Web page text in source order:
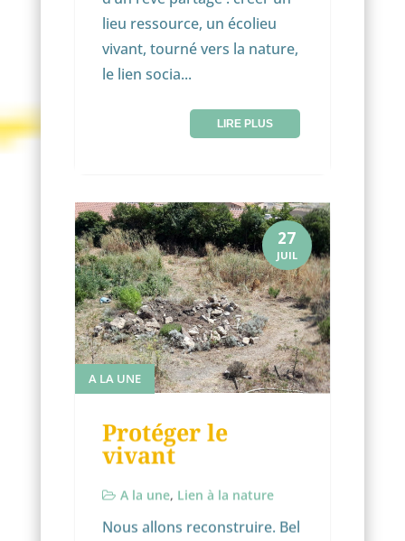
lieu ressource, un écolieu
vivant, tourné vers la nature,
le lien socia...
LIRE PLUS
27
JUIL
A LA UNE
Protéger le
vivant
A la une, Lien à la nature
Nous allons reconstruire. Bel